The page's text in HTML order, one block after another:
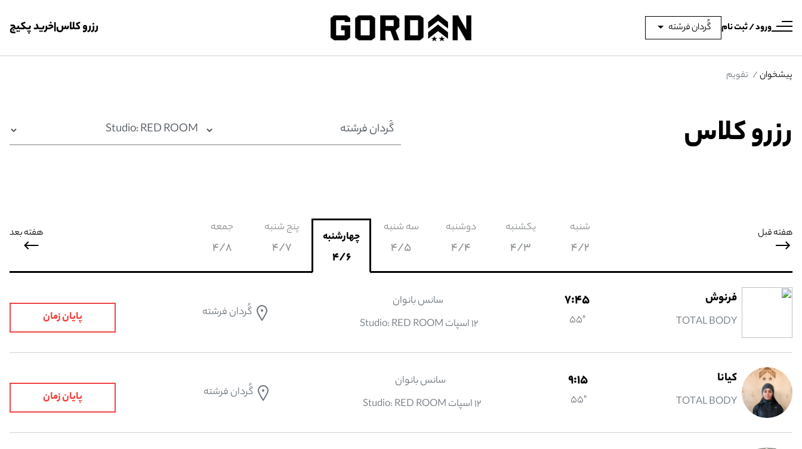
ورود / ثبت نام گُردان فرشته رزرو کلاس|خرید پکیج
پیشخوان تقویم
رزرو کلاس
هفته قبل هفته بعد شنبه
4/2
یکشنبه
4/3
دوشنبه
4/4
سه شنبه
4/5
چهارشنبه
4/6
پنج شنبه
4/7
جمعه
4/8
فرنوش
TOTAL BODY
7:45
"55
سانس بانوان
12 اسپات Studio: RED ROOM
گُردان فرشته پایان زمان
كيانا
TOTAL BODY
9:15
"55
سانس بانوان
12 اسپات Studio: RED ROOM
گُردان فرشته پایان زمان